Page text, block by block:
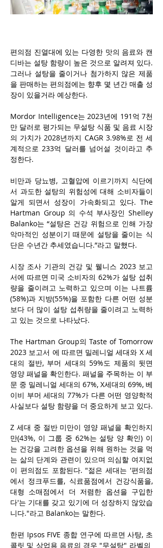
편의점 진열대에 있는 다영한 맛의 음료와 캔
디바는 설탕 함량이 높은 것으로 알려져 있다.
그러나 설탕을 줄이거나 첨가하지 않은 제품
을 판매하는 편의점에는 향후 몇 년간 매출 성
장이 있을거라 예상한다.
Mordor Intelligence는 2023년에 191억 7천
만 달러로 평가되는 무설탕 식품 및 음료 시장
의 가치가 2028년까지 CAGR 3.98%로 전 세
계적으로 233억 달러를 넘어설 것이라고 추
정한다.
비만과 당뇨병, 고혈압에 이르기까지 식단에
서 과도한 설탕의 위험성에 대해 소비자들이
알게 되면서 성장이 가속화되고 있다. The
Hartman Group 의 수석 부사장인 Shelley
Balanko는 “설탕은 건강 위험으로 인해 가장
악마적인 성분이기 때문에 설탕을 줄이는 식
단은 수년간 추세였습니다.”라고 말했다.
시장 조사 기관의 건강 및 웰니스 2023 보고
서에 따르면 미국 소비자의 62%가 설탕 섭취
량을 줄이려고 노력하고 있으며 이는 나트륨
(58%)과 지방(55%)을 포함한 다른 어떤 성분
보다 더 많이 설탕 섭취량을 줄이려고 노력하
고 있는 것으로 나타났다.
The Hartman Group의 Taste of Tomorrow
2023 보고서 에 따르면 밀레니얼 세대와 X 세
대의 절반, 부머 세대의 59%도 제품의 뒷면
영양 패널을 확인한다. 패널을 주목하는 이 부
문 중 밀레니얼 세대의 67%, X세대의 69%, 베
이비 부머 세대의 77%가 다른 어떤 영양학적
사실보다 설탕 함량을 더 중요하게 보고 있다.
Z 세대 중 절반 미만이 영양 패널을 확인하지
만(43%, 이 그룹 중 62%는 설탕 양 확인) 이
는 건강을 고려한 옵션을 위해 원하는 것을 먹
는 삶의 단계와 관련이 있으며 의심할 여지없
이 편의점도 포함된다. "젊은 세대는 '편의점
에서 정크푸드를, 식료품점에서 건강식품을,
대형 소매점에서 더 저렴한 옵션을 구입한
다'는 기대를 갖고 있기에 더 성장하지 않았습
니다."라고 Balanko는 말한다.
한편 Ipsos FIVE 종합 연구에 따르면 사탕, 초
콜릿 및 상업용 음료의 경우 "무설탕" 라벨의 ​​